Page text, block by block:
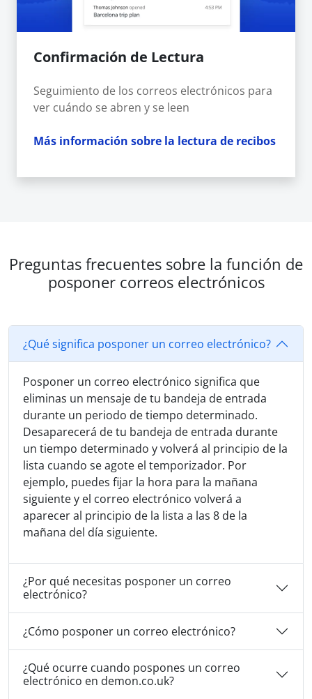
Confirmación de Lectura
Seguimiento de los correos electrónicos para
ver cuándo se abren y se leen
Más información sobre la lectura de recibos
Preguntas frecuentes sobre la función de
posponer correos electrónicos
¿Qué significa posponer un correo electrónico?
Posponer un correo electrónico significa que
eliminas un mensaje de tu bandeja de entrada
durante un periodo de tiempo determinado.
Desaparecerá de tu bandeja de entrada durante
un tiempo determinado y volverá al principio de la
lista cuando se agote el temporizador. Por
ejemplo, puedes fijar la hora para la mañana
siguiente y el correo electrónico volverá a
aparecer al principio de la lista a las 8 de la
mañana del día siguiente.
¿Por qué necesitas posponer un correo
electrónico?
¿Cómo posponer un correo electrónico?
¿Qué ocurre cuando pospones un correo
electrónico en demon.co.uk?